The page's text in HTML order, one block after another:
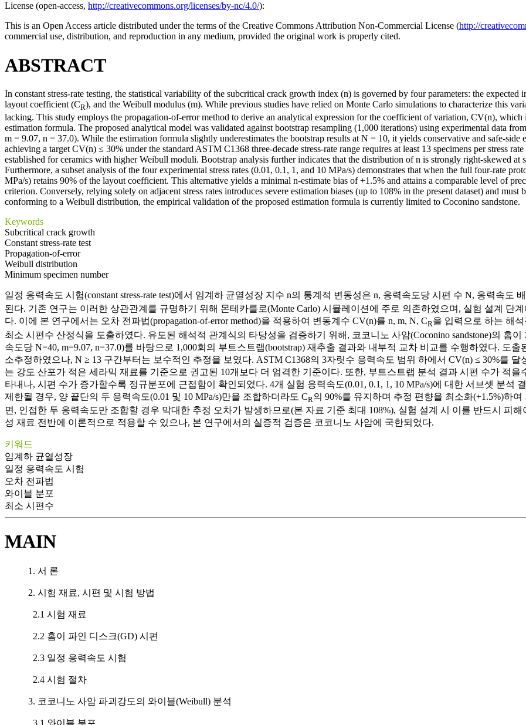
License (open-access, http://creativecommons.org/licenses/by-nc/4.0/):
This is an Open Access article distributed under the terms of the Creative Commons Attribution Non-Commercial License (http://
commercial use, distribution, and reproduction in any medium, provided the original work is properly cited.
ABSTRACT
In constant stress-rate testing, the statistical variability of the subcritical crack growth index (n) is governed by four parameters: the expected
layout coefficient (CR), and the Weibull modulus (m). While previous studies have relied on Monte Carlo simulations to characterize this
lacking. This study employs the propagation-of-error method to derive an analytical expression for the coefficient of variation, CV(n),
estimation formula. The proposed analytical model was validated against bootstrap resampling (1,000 iterations) using experimental data
m = 9.07, n = 37.0). While the estimation formula slightly underestimates the bootstrap results at N = 10, it yields conservative and safe-
achieving a target CV(n) ≤ 30% under the standard ASTM C1368 three-decade stress-rate range requires at least 13 specimens per stress
established for ceramics with higher Weibull moduli. Bootstrap analysis further indicates that the distribution of n is strongly right-skewed at
Furthermore, a subset analysis of the four experimental stress rates (0.01, 0.1, 1, and 10 MPa/s) demonstrates that when the full four-rate
MPa/s) retains 90% of the layout coefficient. This alternative yields a minimal n-estimate bias of +1.5% and attains a comparable level of
criterion. Conversely, relying solely on adjacent stress rates introduces severe estimation biases (up to 108% in the present dataset) and
conforming to a Weibull distribution, the empirical validation of the proposed estimation formula is currently limited to Coconino sandstone.
Keywords
Subcritical crack growth
Constant stress-rate test
Propagation-of-error
Weibull distribution
Minimum specimen number
일정 응력속도 시험(constant stress-rate test)에서 임계하 균열성장 지수 n의 통계적 변동성은 n, 응력속도당 시편 수 N, 응력속도
된다. 기존 연구는 이러한 상관관계를 규명하기 위해 몬테카를로(Monte Carlo) 시뮬레이션에 주로 의존하였으며, 실험 설계 단
다. 이에 본 연구에서는 오차 전파법(propagation-of-error method)을 적용하여 변동계수 CV(n)를 n, m, N, CR을 입력으로 하는 해
최소 시편수 산정식을 도출하였다. 유도된 해석적 관계식의 타당성을 검증하기 위해, 코코니노 사암(Coconino sandstone)의 홈
속도당 N=40, m=9.07, n=37.0)를 바탕으로 1,000회의 부트스트랩(bootstrap) 재추출 결과와 내부적 교차 비교를 수행하였다. 도
소추정하였으나, N ≥ 13 구간부터는 보수적인 추정을 보였다. ASTM C1368의 3자릿수 응력속도 범위 하에서 CV(n) ≤ 30%를
는 강도 산포가 적은 세라믹 재료를 기준으로 권고된 10개보다 더 엄격한 기준이다. 또한, 부트스트랩 분석 결과 시편 수가 적
타내나, 시편 수가 증가할수록 정규분포에 근접함이 확인되었다. 4개 실험 응력속도(0.01, 0.1, 1, 10 MPa/s)에 대한 서브셋 분석
제한될 경우, 양 끝단의 두 응력속도(0.01 및 10 MPa/s)만을 조합하더라도 CR의 90%를 유지하며 추정 편향을 최소화(+1.5%)하
면, 인접한 두 응력속도만 조합할 경우 막대한 추정 오차가 발생하므로(본 자료 기준 최대 108%), 실험 설계 시 이를 반드시 피
성 재료 전반에 이론적으로 적용할 수 있으나, 본 연구에서의 실증적 검증은 코코니노 사암에 국한되었다.
키워드
임계하 균열성장
일정 응력속도 시험
오차 전파법
와이블 분포
최소 시편수
MAIN
1. 서 론
2. 시험 재료, 시편 및 시험 방법
2.1 시험 재료
2.2 홈이 파인 디스크(GD) 시편
2.3 일정 응력속도 시험
2.4 시험 절차
3. 코코니노 사암 파괴강도의 와이블(Weibull) 분석
3.1 와이블 분포